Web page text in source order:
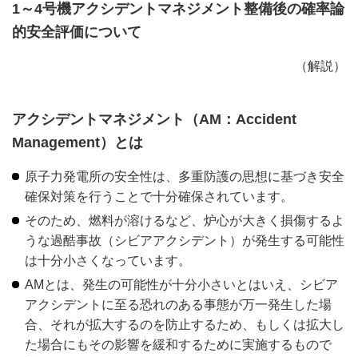
1～4号機アクシデントマネジメント整備後の確率論
的安全評価について
（解説）
アクシデントマネジメント（AM：Accident
Management）とは
原子力発電所の安全性は、多重防護の思想に基づき安全
確保対策を行うことで十分確保されています。
そのため、燃料が溶けるなど、炉心が大きく損傷するよ
うな過酷事故（シビアアクシデント）が発生する可能性
は十分小さくなっています。
AMとは、発生の可能性が十分小さいとはいえ、シビア
アクシデントに至る恐れのある事態が万一発生した場
合、それが拡大するのを防止するため、もしくは拡大し
た場合にもその影響を緩和するために実施するもので